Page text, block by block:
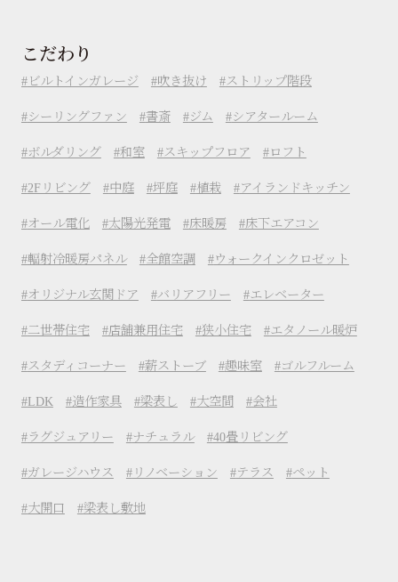
こだわり
ビルトインガレージ 吹き抜け ストリップ階段
シーリングファン 書斎 ジム シアタールーム
ボルダリング 和室 スキップフロア ロフト
2Fリビング 中庭 坪庭 植栽 アイランドキッチン
オール電化 太陽光発電 床暖房 床下エアコン
輻射冷暖房パネル 全館空調 ウォークインクロゼット
オリジナル玄関ドア バリアフリー エレベーター
二世帯住宅 店舗兼用住宅 狭小住宅 エタノール暖炉
スタディコーナー 薪ストーブ 趣味室 ゴルフルーム
LDK 造作家具 梁表し 大空間 会社
ラグジュアリー ナチュラル 40畳リビング
ガレージハウス リノベーション テラス ペット
大開口 梁表し敷地